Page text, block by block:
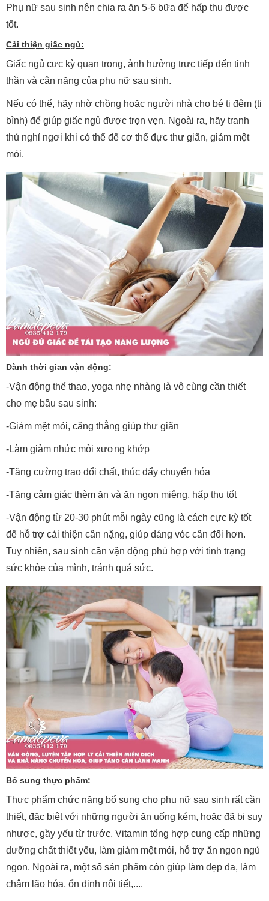
Phụ nữ sau sinh nên chia ra ăn 5-6 bữa để hấp thu được
tốt.
Cải thiện giấc ngủ:
Giấc ngủ cực kỳ quan trọng, ảnh hưởng trực tiếp đến tinh
thần và cân nặng của phụ nữ sau sinh.
Nếu có thể, hãy nhờ chồng hoặc người nhà cho bé ti đêm (ti
bình) để giúp giấc ngủ được trọn vẹn. Ngoài ra, hãy tranh
thủ nghỉ ngơi khi có thể để cơ thể đực thư giãn, giảm mệt
mỏi.
Dành thời gian vận động:
-Vận động thể thao, yoga nhẹ nhàng là vô cùng cần thiết
cho mẹ bầu sau sinh:
-Giảm mệt mỏi, căng thẳng giúp thư giãn
-Làm giảm nhức mỏi xương khớp
-Tăng cường trao đổi chất, thúc đẩy chuyển hóa
-Tăng cảm giác thèm ăn và ăn ngon miệng, hấp thu tốt
-Vận động từ 20-30 phút mỗi ngày cũng là cách cực kỳ tốt
để hỗ trợ cải thiện cân nặng, giúp dáng vóc cân đối hơn.
Tuy nhiên, sau sinh cần vận động phù hợp với tình trạng
sức khỏe của mình, tránh quá sức.
Bổ sung thực phẩm:
Thực phẩm chức năng bổ sung cho phụ nữ sau sinh rất cần
thiết, đặc biệt với những người ăn uống kém, hoặc đã bị suy
nhược, gầy yếu từ trước. Vitamin tổng hợp cung cấp những
dưỡng chất thiết yếu, làm giảm mệt mỏi, hỗ trợ ăn ngon ngủ
ngon. Ngoài ra, một số sản phẩm còn giúp làm đẹp da, làm
chậm lão hóa, ổn định nội tiết,....